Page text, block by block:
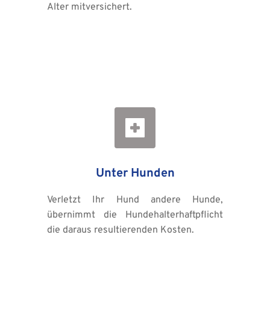
Alter mitversichert.
Unter Hunden
Verletzt Ihr Hund andere Hunde,
übernimmt die Hundehalterhaftpflicht
die daraus resultierenden Kosten.